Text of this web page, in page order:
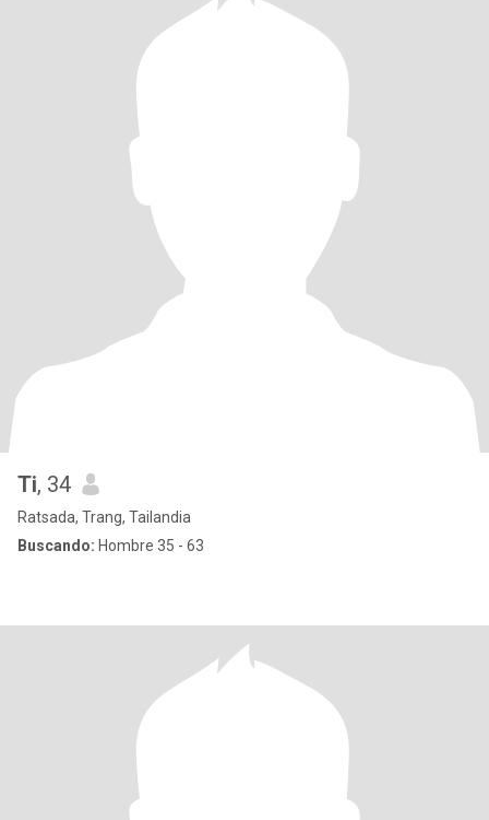
Ti, 34
Ratsada, Trang, Tailandia
Buscando: Hombre 35 - 63